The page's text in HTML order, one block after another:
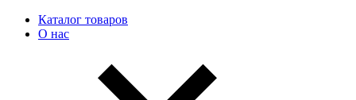
Каталог товаров
О нас